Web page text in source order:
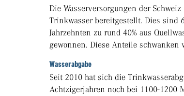
Die Wasserversorgungen der
Trinkwasser bereitgestellt. Dies sind
Jahrzehnten zu rund 40% aus
gewonnen. Diese Anteile schwanken
Wasserabgabe
Seit 2010 hat sich die
Achtzigerjahren noch bei 1100-1200